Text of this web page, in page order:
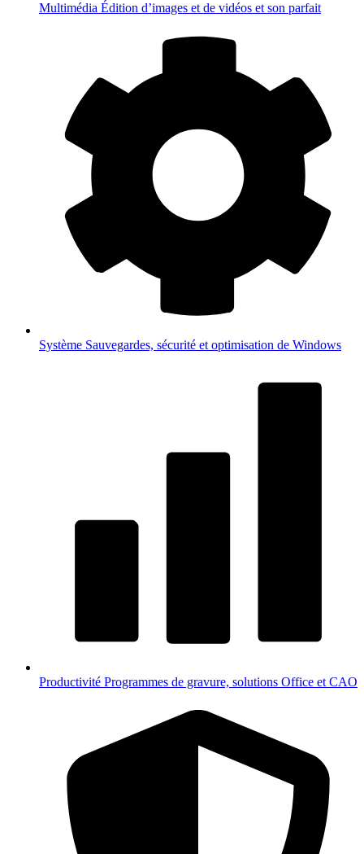
Multimédia Édition d’images et de vidéos et son parfait
Système Sauvegardes, sécurité et optimisation de Windows
Productivité Programmes de gravure, solutions Office et CAO